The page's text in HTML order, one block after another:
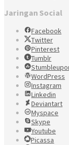
Jaringan Social
Facebook
Twitter
Pinterest
Tumblr
WordPress
Instagram
Linkedin
Deviantart
Myspace
Skype
Youtube
Picassa